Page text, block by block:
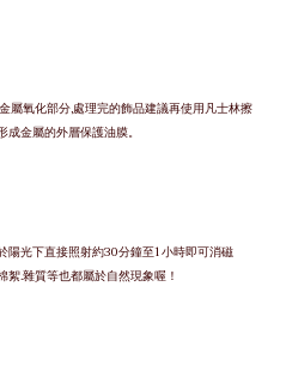
屬氧化部分,處理完的飾品建議再使用凡士林擦
金屬的外層保護油膜。
陽光下直接照射約30分鐘至1小時即可消磁
.雜質等也都屬於自然現象喔！